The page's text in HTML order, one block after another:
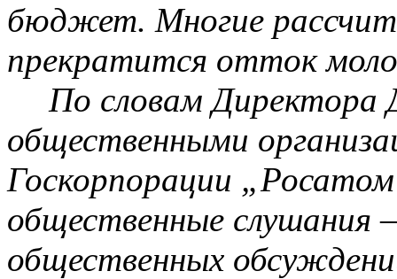
бюджет. Многие
прекратится отток
По словам Директора
общественными
Госкорпорации „Росатом
общественные слушания
общественных